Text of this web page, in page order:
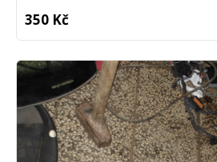
350 Kč